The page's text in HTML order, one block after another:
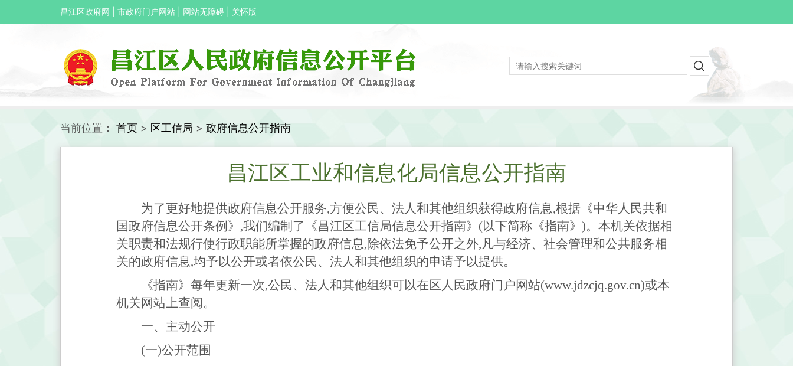
昌江区政府网 市政府门户网站 网站无障碍 关怀版
当前位置： 首页 > 区工信局 > 政府信息公开指南
昌江区工业和信息化局信息公开指南
为了更好地提供政府信息公开服务,方便公民、法人和其他组织获得政府信息,根据《中华人民共和
国政府信息公开条例》,我们编制了《昌江区工信局信息公开指南》(以下简称《指南》)。本机关依据相
关职责和法规行使行政职能所掌握的政府信息,除依法免予公开之外,凡与经济、社会管理和公共服务相
关的政府信息,均予以公开或者依公民、法人和其他组织的申请予以提供。
《指南》每年更新一次,公民、法人和其他组织可以在区人民政府门户网站(www.jdzcjq.gov.cn)或本
机关网站上查阅。
一、主动公开
(一)公开范围